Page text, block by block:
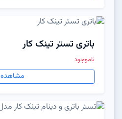
باتری تستر تینک کار
ناموجود
مشاهده